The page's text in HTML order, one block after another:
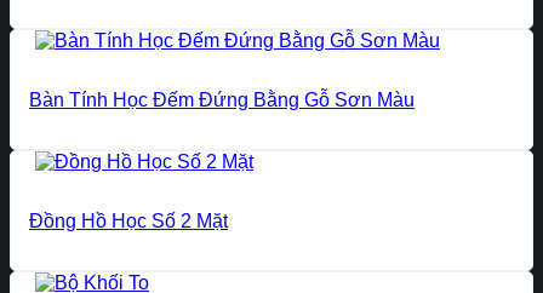
Bàn Tính Học Đếm Đứng Bằng Gỗ Sơn Màu
Đồng Hồ Học Số 2 Mặt